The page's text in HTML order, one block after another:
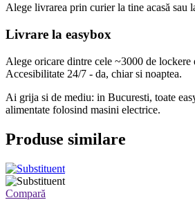
Alege livrarea prin curierla tine acasă sau
Livrare la easybox
Alege oricare dintre cele ~3000 de lockere
Accesibilitate 24/7 - da, chiar si noaptea.
Ai grija si de mediu: in Bucuresti, toate
alimentate folosind masini electrice.
Produse similare
Compară